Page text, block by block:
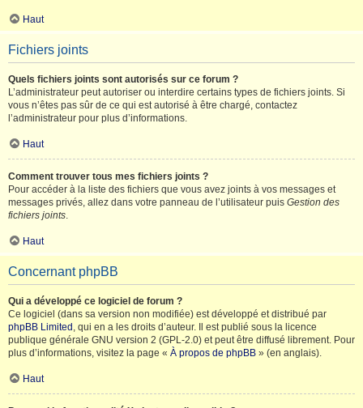
Haut
Fichiers joints
Quels fichiers joints sont autorisés sur ce forum ?
L’administrateur peut autoriser ou interdire certains types de fichiers joints. Si
vous n’êtes pas sûr de ce qui est autorisé à être chargé, contactez
l’administrateur pour plus d’informations.
Haut
Comment trouver tous mes fichiers joints ?
Pour accéder à la liste des fichiers que vous avez joints à vos messages et
messages privés, allez dans votre panneau de l’utilisateur puis Gestion des
fichiers joints.
Haut
Concernant phpBB
Qui a développé ce logiciel de forum ?
Ce logiciel (dans sa version non modifiée) est développé et distribué par
phpBB Limited , qui en a les droits d’auteur. Il est publié sous la licence
publique générale GNU version 2 (GPL-2.0) et peut être diffusé librement. Pour
plus d’informations, visitez la page « À propos de phpBB » (en anglais).
Haut